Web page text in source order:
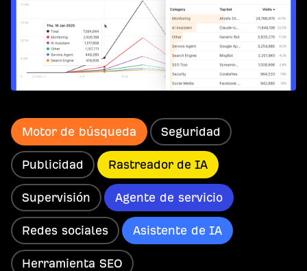
Motor de búsqueda Seguridad
Publicidad Rastreador de IA
Supervisión Agente de servicio
Redes sociales Asistente de IA
Herramienta SEO